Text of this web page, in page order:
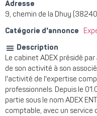
Adresse
9, chemin de la Dhuy
Catégorie d'annonce
Description
Le cabinet ADEX présidé
de son activité à son
l'activité de l'expertise
professionnels. Depuis le
partie sous le nom ADEX
comptable, avec un service